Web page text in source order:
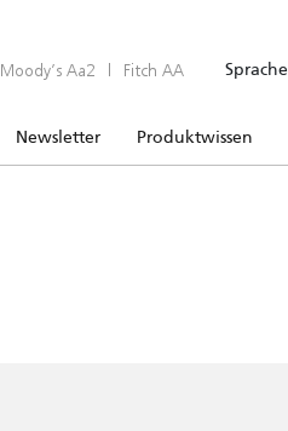
Moody’s Aa2 | Fitch AA Sprache
Newsletter Produktwissen